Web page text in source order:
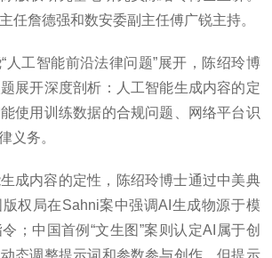
任詹德强和数安委副主任傅广锐主持。
人工智能前沿法律问题”展开，陈绍玲博
展开深度剖析：人工智能生成内容的定
使用训练数据的合规问题、网络平台识
义务。
成内容的定性，陈绍玲博士通过中美典
权局在Sahni案中强调AI生成物源于模
；中国首例“文生图”案则认定AI属于创
态调整提示词和参数参与创作，但提示